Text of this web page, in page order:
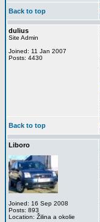
Back to top
dulius
Site Admin
Joined: 11 Jan 2007
Posts: 4430
Back to top
Liboro
Joined: 16 Sep 2008
Posts: 893
Location: Žilina a okolie